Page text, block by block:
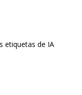
etiquetas de IA